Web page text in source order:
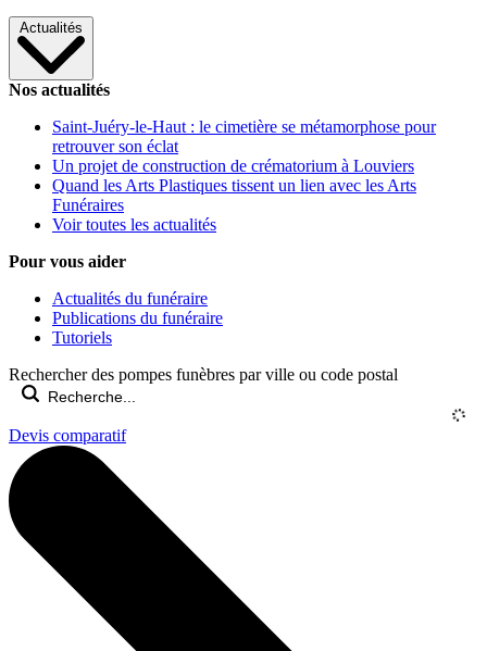
Actualités
Nos actualités
Saint-Juéry-le-Haut : le cimetière se métamorphose pour
retrouver son éclat
Un projet de construction de crématorium à Louviers
Quand les Arts Plastiques tissent un lien avec les Arts
Funéraires
Voir toutes les actualités
Pour vous aider
Actualités du funéraire
Publications du funéraire
Tutoriels
Rechercher des pompes funèbres par ville ou code postal
Devis comparatif